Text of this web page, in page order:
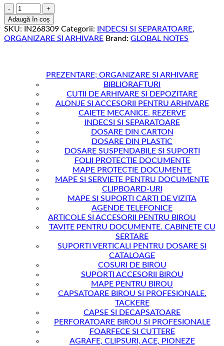
Cantitate
INDEX
ADEZIV
PLASTIC
FILE/CUL
NOTES
Adaugă în coș
SKU: IN268309 Categorii: INDECSI SI SEPARATOARE,
ORGANIZARE SI ARHIVARE Brand: GLOBAL NOTES
PREZENTARE; ORGANIZARE SI ARHIVARE
BIBLIORAFTURI
CUTII DE ARHIVARE SI DEPOZITARE
ALONJE SI ACCESORII PENTRU ARHIVARE
CAIETE MECANICE. REZERVE
INDECSI SI SEPARATOARE
DOSARE DIN CARTON
DOSARE DIN PLASTIC
DOSARE SUSPENDABILE SI SUPORTI
FOLII PROTECTIE DOCUMENTE
MAPE PROTECTIE DOCUMENTE
MAPE SI SERVIETE PENTRU DOCUMENTE
CLIPBOARD-URI
MAPE SI SUPORTI CARTI DE VIZITA
AGENDE TELEFONICE
ARTICOLE SI ACCESORII PENTRU BIROU
TAVITE PENTRU DOCUMENTE. CABINETE CU
SERTARE
SUPORTI VERTICALI PENTRU DOSARE SI
CATALOAGE
COSURI DE BIROU
SUPORTI ACCESORII BIROU
MAPE PENTRU BIROU
CAPSATOARE BIROU SI PROFESIONALE.
TACKERE
CAPSE SI DECAPSATOARE
PERFORATOARE BIROU SI PROFESIONALE
FOARFECE SI CUTTERE
AGRAFE, CLIPSURI, ACE, PIONEZE